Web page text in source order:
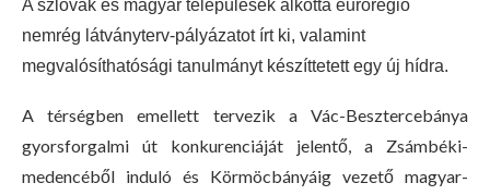
A szlovák és magyar települések alkotta eurorégió
nemrég látványterv-pályázatot írt ki, valamint
megvalósíthatósági tanulmányt készíttetett egy új hídra.
A térségben emellett tervezik a Vác-Besztercebánya
gyorsforgalmi út konkurenciáját jelentő, a Zsámbéki-
medencéből induló és Körmöcbányáig vezető magyar-